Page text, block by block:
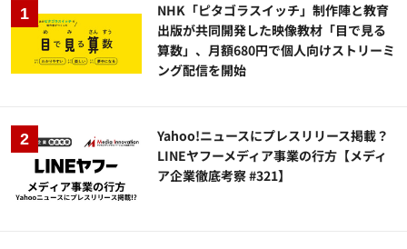
NHK「ピタゴラスイッチ」制作陣と教育
出版が共同開発した映像教材「目で見る
算数」、月額680円で個人向けストリーミ
ング配信を開始
Yahoo!ニュースにプレスリリース掲載？
LINEヤフーメディア事業の行方【メディ
ア企業徹底考察 #321】